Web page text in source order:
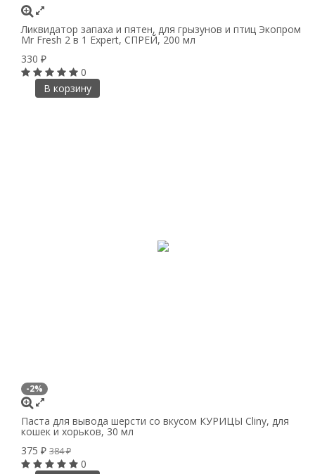
Ликвидатор запаха и пятен, для грызунов и птиц Экопром
Mr Fresh 2 в 1 Expert, СПРЕЙ, 200 мл
330 ₽
0
В корзину
-2%
Паста для вывода шерсти со вкусом КУРИЦЫ Cliny, для
кошек и хорьков, 30 мл
375 ₽ 384₽
0